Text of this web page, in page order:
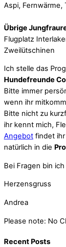
Aspi, Fernwärme,
Übrige
Flugplatz
Zweilütschinen
Ich stelle das
Hundefreunde
Bitte immer
wenn ihr
Bitte nicht zu
ihr kennt mich,
Angebot findet
natürlich in die
Bei Fragen bin
Herzensgruss
Andrea
Please note: No
Recent Posts